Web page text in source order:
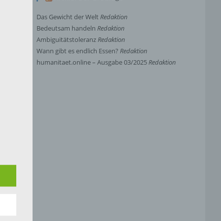
Das Gewicht der Welt Redaktion
Bedeutsam handeln Redaktion
Ambiguitätstoleranz Redaktion
Wann gibt es endlich Essen? Redaktion
humanitaet.online – Ausgabe 03/2025 Redaktion